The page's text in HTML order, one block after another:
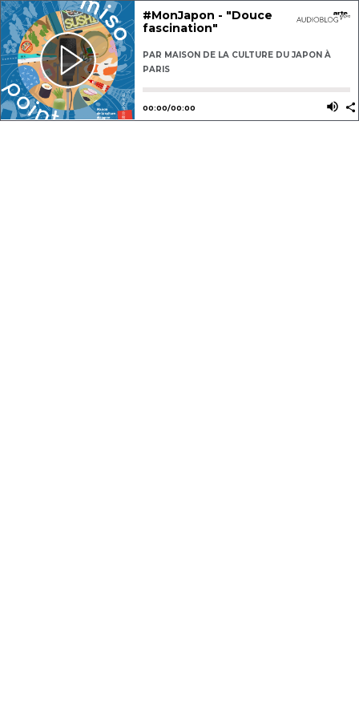
#MonJapon - "Douce
fascination"
PAR MAISON DE LA CULTURE DU JAPON À
PARIS
Utilisez les flèches gauche ou
00:00/00:00